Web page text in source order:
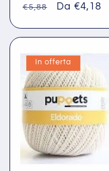
totali
Prezzo
listino
€5,88
Prezzo
Da €4,18
In offerta